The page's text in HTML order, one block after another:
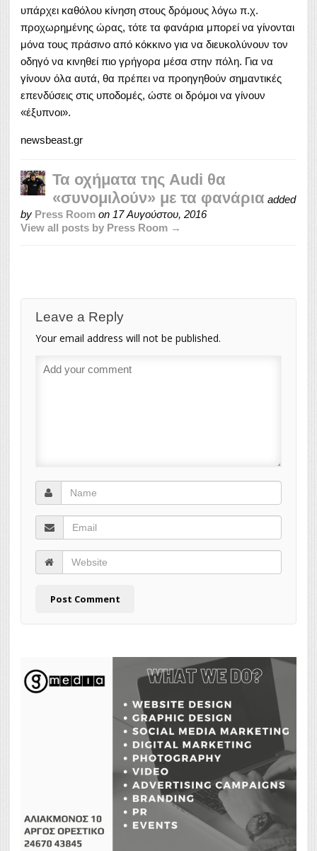
υπάρχει καθόλου κίνηση στους δρόμους λόγω π.χ.
προχωρημένης ώρας, τότε τα φανάρια μπορεί να γίνονται
μόνα τους πράσινο από κόκκινο για να διευκολύνουν τον
οδηγό να κινηθεί πιο γρήγορα μέσα στην πόλη. Για να
γίνουν όλα αυτά, θα πρέπει να προηγηθούν σημαντικές
επενδύσεις στις υποδομές, ώστε οι δρόμοι να γίνουν
«έξυπνοι».
newsbeast.gr
Τα οχήματα της Audi θα
«συνομιλούν» με τα φανάρια added
by Press Room on 17 Αυγούστου, 2016
View all posts by Press Room →
Leave a Reply
Your email address will not be published.